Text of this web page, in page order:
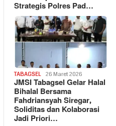
Strategis Polres Pad…
TABAGSEL 26 Maret 2026
JMSI Tabagsel Gelar Halal
Bihalal Bersama
Fahdriansyah Siregar,
Soliditas dan Kolaborasi
Jadi Priori…